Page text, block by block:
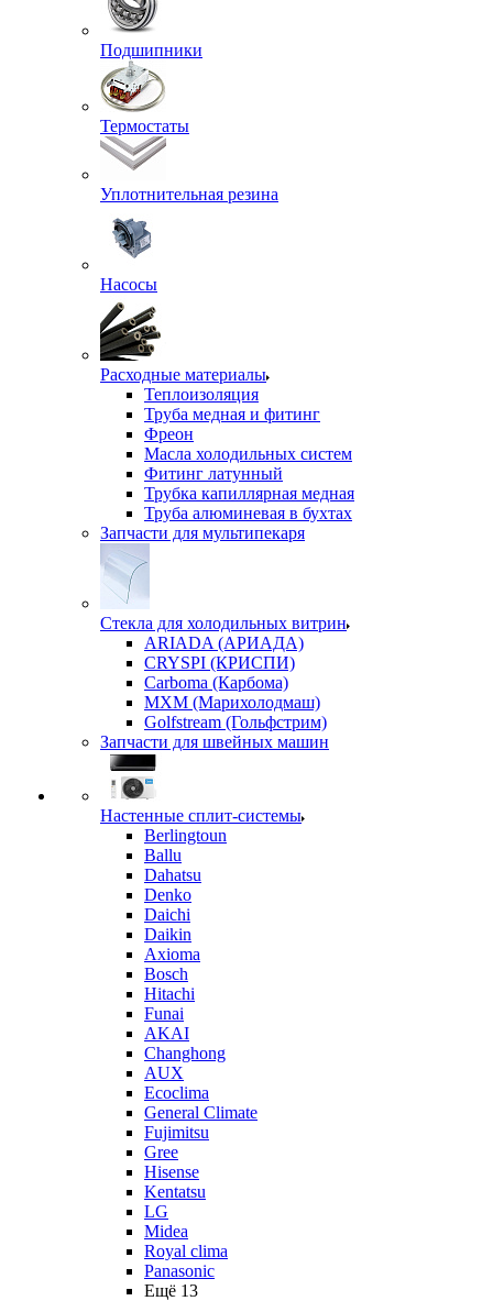
Подшипники
Термостаты
Уплотнительная резина
Насосы
Расходные материалы
Теплоизоляция
Труба медная и фитинг
Фреон
Масла холодильных систем
Фитинг латунный
Трубка капиллярная медная
Труба алюминевая в бухтах
Запчасти для мультипекаря
Стекла для холодильных витрин
ARIADA (АРИАДА)
CRYSPI (КРИСПИ)
Carboma (Карбома)
MXM (Марихолодмаш)
Golfstream (Гольфстрим)
Запчасти для швейных машин
Настенные сплит-системы
Berlingtoun
Ballu
Dahatsu
Denko
Daichi
Daikin
Axioma
Bosch
Hitachi
Funai
AKAI
Changhong
AUX
Ecoclima
General Climate
Fujimitsu
Gree
Hisense
Kentatsu
LG
Midea
Royal clima
Panasonic
Ещё 13